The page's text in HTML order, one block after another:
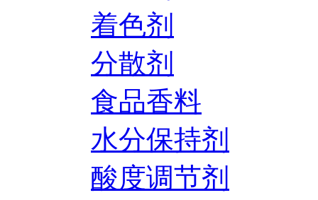
着色剂
分散剂
食品香料
水分保持剂
酸度调节剂